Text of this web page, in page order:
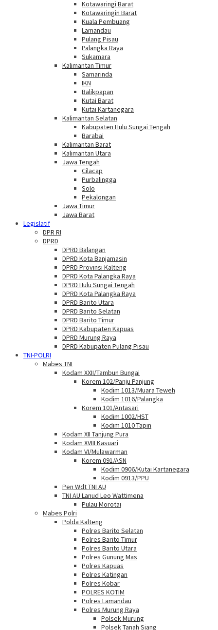
Kotawaringi Barat
Kotawaringin Barat
Kuala Pembuang
Lamandau
Pulang Pisau
Palangka Raya
Sukamara
Kalimantan Timur
Samarinda
IKN
Balikpapan
Kutai Barat
Kutai Kartanegara
Kalimantan Selatan
Kabupaten Hulu Sungai Tengah
Barabai
Kalimantan Barat
Kalimantan Utara
Jawa Tengah
Cilacap
Purbalingga
Solo
Pekalongan
Jawa Timur
Jawa Barat
Legislatif
DPR RI
DPRD
DPRD Balangan
DPRD Kota Banjamasin
DPRD Provinsi Kalteng
DPRD Kota Palangka Raya
DPRD Hulu Sungai Tengah
DPRD Kota Palangka Raya
DPRD Barito Utara
DPRD Barito Selatan
DPRD Barito Timur
DPRD Kabupaten Kapuas
DPRD Murung Raya
DPRD Kabupaten Pulang Pisau
TNI-POLRI
Mabes TNI
Kodam XXII/Tambun Bungai
Korem 102/Panju Panjung
Kodim 1013/Muara Teweh
Kodim 1016/Palangka
Korem 101/Antasari
Kodim 1002/HST
Kodim 1010 Tapin
Kodam XII Tanjung Pura
Kodam XVIII Kasuari
Kodam VI/Mulawarman
Korem 091/ASN
Kodim 0906/Kutai Kartanegara
Kodim 0913/PPU
Pen Wdt TNI AU
TNI AU Lanud Leo Wattimena
Pulau Morotai
Mabes Polri
Polda Kalteng
Polres Barito Selatan
Polres Barito Timur
Polres Barito Utara
Polres Gunung Mas
Polres Kapuas
Polres Katingan
Polres Kobar
POLRES KOTIM
Polres Lamandau
Polres Murung Raya
Polsek Murung
Polsek Tanah Siang